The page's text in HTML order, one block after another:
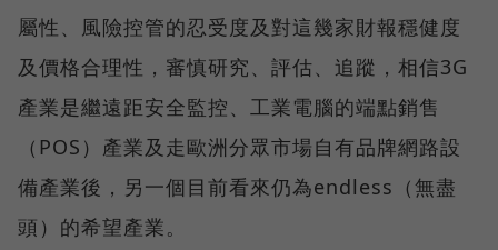
屬性、風險控管的忍受度及對這幾家財報穩健度
及價格合理性，審慎研究、評估、追蹤，相信3G
產業是繼遠距安全監控、工業電腦的端點銷售
（POS）產業及走歐洲分眾市場自有品牌網路設
備產業後，另一個目前看來仍為endless（無盡
頭）的希望產業。